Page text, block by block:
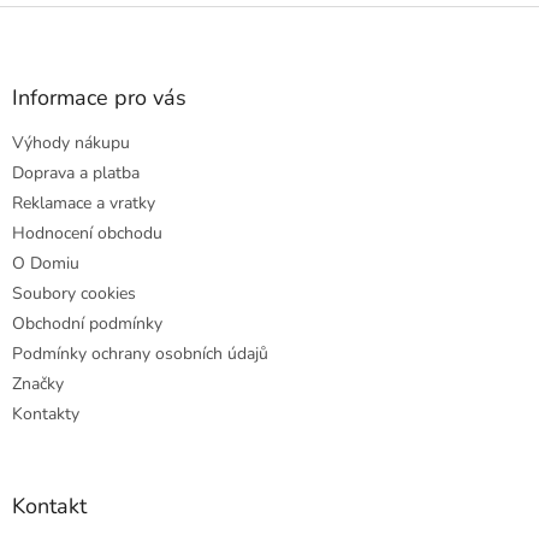
Z
Informace pro vás
Výhody nákupu
Doprava a platba
Reklamace a vratky
Hodnocení obchodu
O Domiu
Soubory cookies
Obchodní podmínky
Podmínky ochrany osobních údajů
Značky
Kontakty
Kontakt